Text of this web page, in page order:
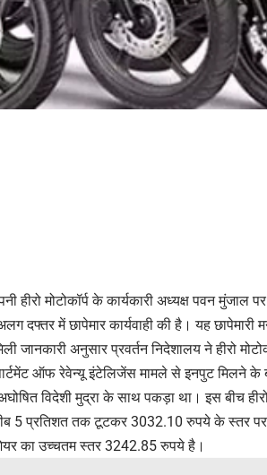
हीरो मोटोकॉर्प के कार्यकारी अध्यक्ष पवन मुंजाल
में छापेमार कार्यवाही की है। यह छापेमारी
जानकारी अनुसार प्रवर्तन निदेशालय ने हीरो
ऑफ रेवेन्यू इंटेलिजेंस मामले से इनपुट मिलने
विदेशी मुद्रा के साथ पकड़ा था। इस बीच
5 प्रतिशत तक टूटकर 3032.10 रुपये के स्तर
का उच्चतम स्तर 3242.85 रुपये है।